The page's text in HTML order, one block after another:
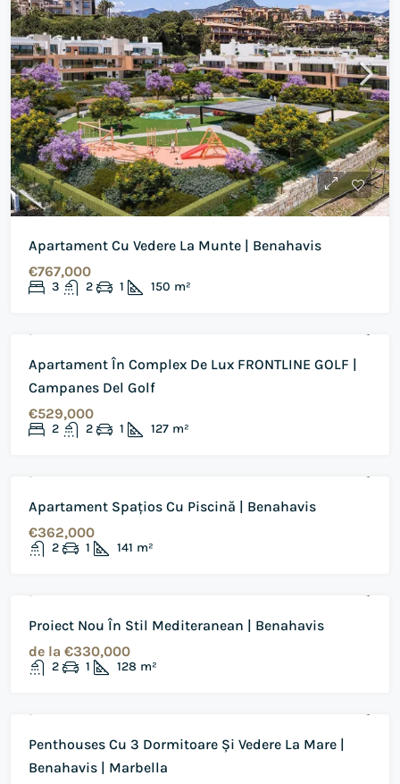
Apartament Cu Vedere La Munte | Benahavis
€767,000
3 2 1 150 m²
DE VANZARE REVANZARE
Apartament În Complex De Lux FRONTLINE GOLF |
Campanes Del Golf
€529,000
2 2 1 127 m²
DE VANZARE
Apartament Spațios Cu Piscină | Benahavis
€362,000
2 1 141 m²
DE VANZARE PROIECT NOU
Proiect Nou În Stil Mediteranean | Benahavis
de la €330,000
2 1 128 m²
DE VANZARE REVANZARE
Penthouses Cu 3 Dormitoare Și Vedere La Mare |
Benahavis | Marbella